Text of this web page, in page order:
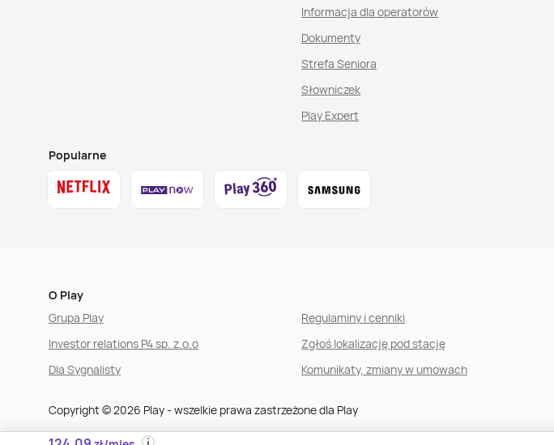
Informacja dla operatorów
Dokumenty
Strefa Seniora
Słowniczek
Play Expert
Popularne
O Play
Grupa Play
Investor relations P4 sp. z.o.o
Dla Sygnalisty
Regulaminy i cenniki
Zgłoś lokalizację pod stację
Komunikaty, zmiany w umowach
Copyright © 2026 Play - wszelkie prawa zastrzeżone dla Play